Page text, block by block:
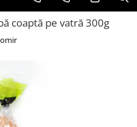
coaptă pe vatră 300g